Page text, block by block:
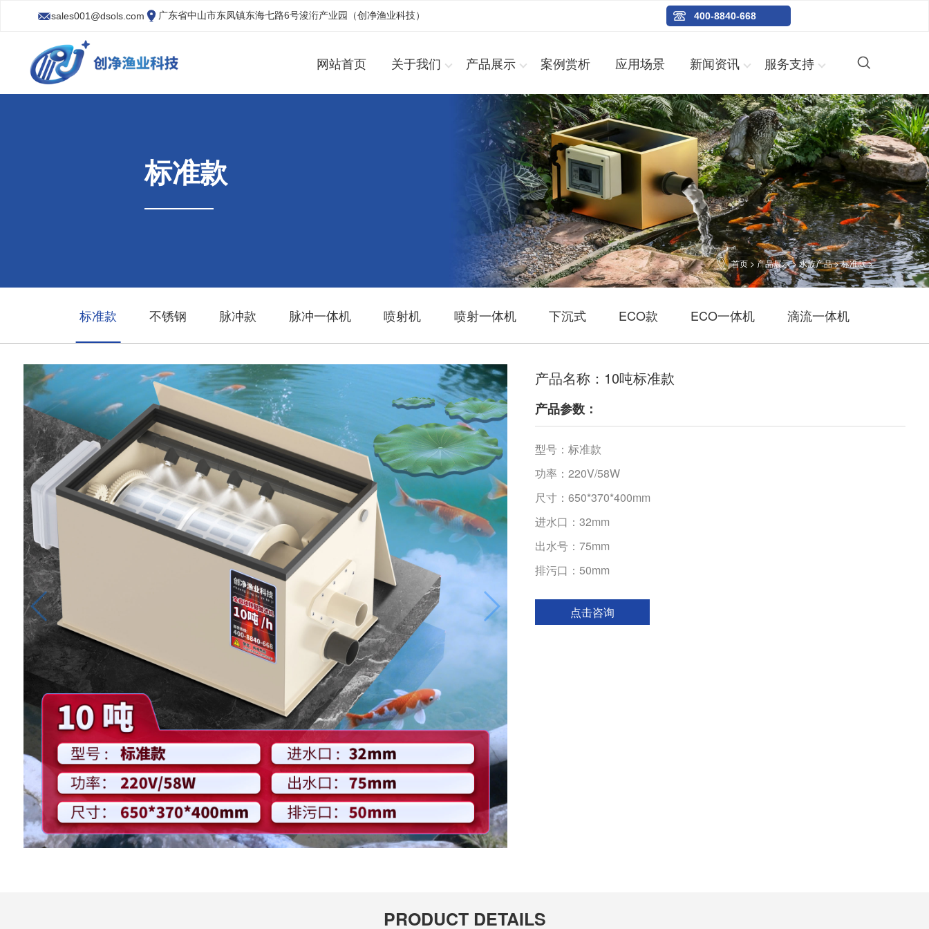
sales001@dsols.com 广东省中山市东凤镇东海七路6号浚洐产业园（创净渔业科技） 400-8840-668
网站首页 关于我们 产品展示 案例赏析 应用场景 新闻资讯 服务支持
标准款
首页 >产品展示>水族产品>标准款>
标准款 不锈钢 脉冲款 脉冲一体机 喷射机 喷射一体机 下沉式 ECO款 ECO一体机 滴流一体机
产品名称：10吨标准款
产品参数：
型号：标准款
功率：220V/58W
尺寸：650*370*400mm
进水口：32mm
出水号：75mm
排污口：50mm
点击咨询
PRODUCT DETAILS